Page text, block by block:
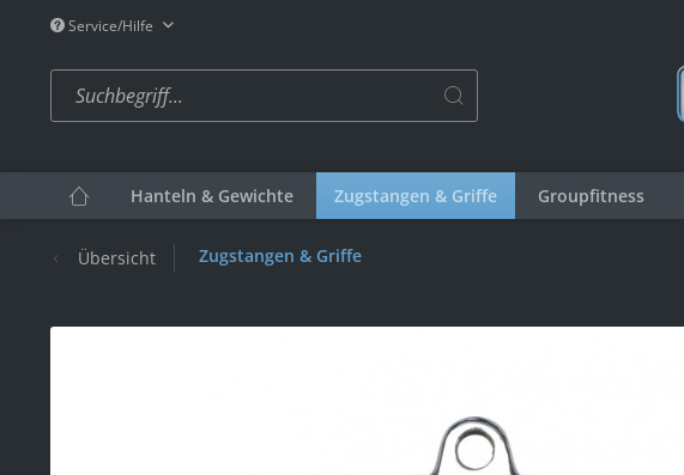
Service/Hilfe
Hanteln & Gewichte Zugstangen & Griffe Groupfitness
Übersicht Zugstangen & Griffe